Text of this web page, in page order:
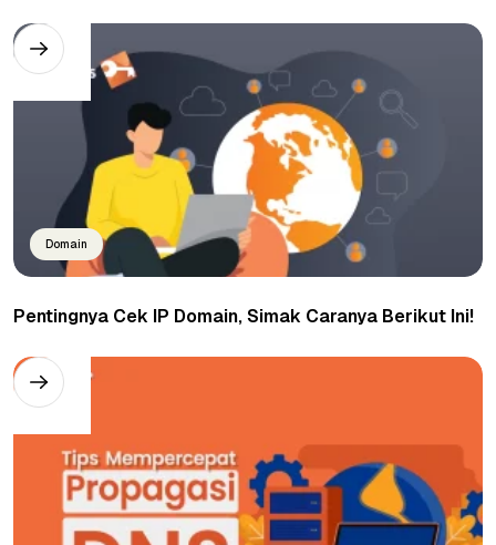
Domain
Pentingnya Cek IP Domain, Simak Caranya Berikut Ini!